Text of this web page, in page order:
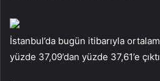
İstanbul’da bugün itibarıyla
yüzde 37,09’dan yüzde 37,61’e